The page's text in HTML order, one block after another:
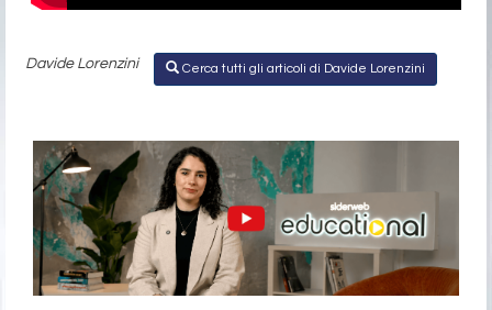
Davide Lorenzini Cerca tutti gli articoli di Davide Lorenzini